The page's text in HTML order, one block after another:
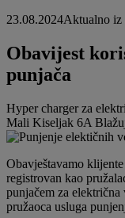
23.08.2024Aktualno iz
Obavijest
punjača
Hyper charger za
Mali Kiseljak 6A
Obavještavamo
registrovan kao
punjačem za
pružaoca usluga